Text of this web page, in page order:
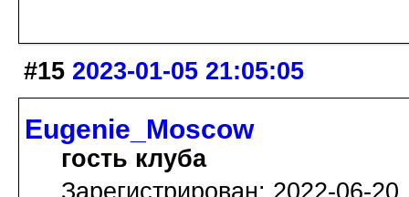
#15 2023-01-05 21:05:05
Eugenie_Moscow
гость клуба